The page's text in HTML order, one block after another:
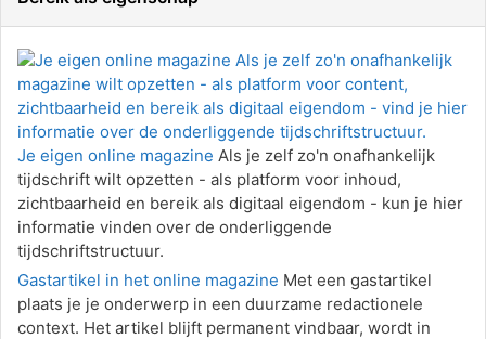
Je eigen online magazine Als je zelf zo'n onafhankelijk
tijdschrift wilt opzetten - als platform voor inhoud,
zichtbaarheid en bereik als digitaal eigendom - kun je hier
informatie vinden over de onderliggende
tijdschriftstructuur.
Gastartikel in het online magazine Met een gastartikel
plaats je je onderwerp in een duurzame redactionele
context. Het artikel blijft permanent vindbaar, wordt in